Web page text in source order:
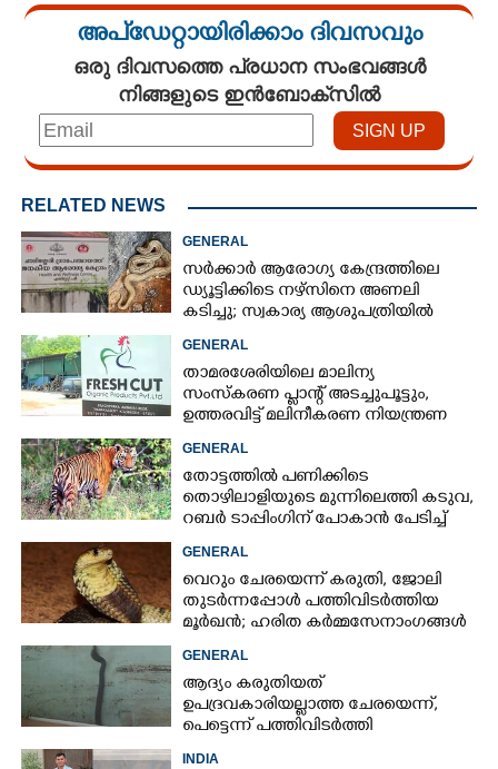
അപ്ഡേറ്റായിരിക്കാം ദിവസവും
ഒരു ദിവസത്തെ പ്രധാന സംഭവങ്ങൾ
നിങ്ങളുടെ ഇൻബോക്സിൽ
RELATED NEWS
GENERAL
സർക്കാർ ആരോഗ്യ കേന്ദ്രത്തിലെ
ഡ്യൂട്ടിക്കിടെ നഴ്സിനെ അണലി
കടിച്ചു; സ്വകാര്യ ആശുപത്രിയിൽ
ചികിത്സയിൽ
GENERAL
താമരശേരിയിലെ മാലിന്യ
സംസ്കരണ പ്ലാന്റ് അടച്ചുപൂട്ടും,
ഉത്തരവിട്ട് മലിനീകരണ നിയന്ത്രണ
ബോർഡ്
GENERAL
തോട്ടത്തിൽ പണിക്കിടെ
തൊഴിലാളിയുടെ മുന്നിലെത്തി കടുവ,
റബർ ടാപ്പിംഗിന് പോകാൻ പേടിച്ച്
പണിക്കാർ
GENERAL
വെറും ചേരയെന്ന് കരുതി, ജോലി
തുടർന്നപ്പോൾ പത്തിവിടർത്തിയ
മൂർഖൻ; ഹരിത കർമ്മസേനാംഗങ്ങൾ
ഞെട്ടി
GENERAL
ആദ്യം കരുതിയത്
ഉപദ്രവകാരിയല്ലാത്ത ചേരയെന്ന്,
പെട്ടെന്ന് പത്തിവിടർത്തി
ഉയർന്നുനിന്ന് പാമ്പ്, ഞെട്ടി ജനം
INDIA